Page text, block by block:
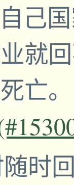
己
就
亡
时